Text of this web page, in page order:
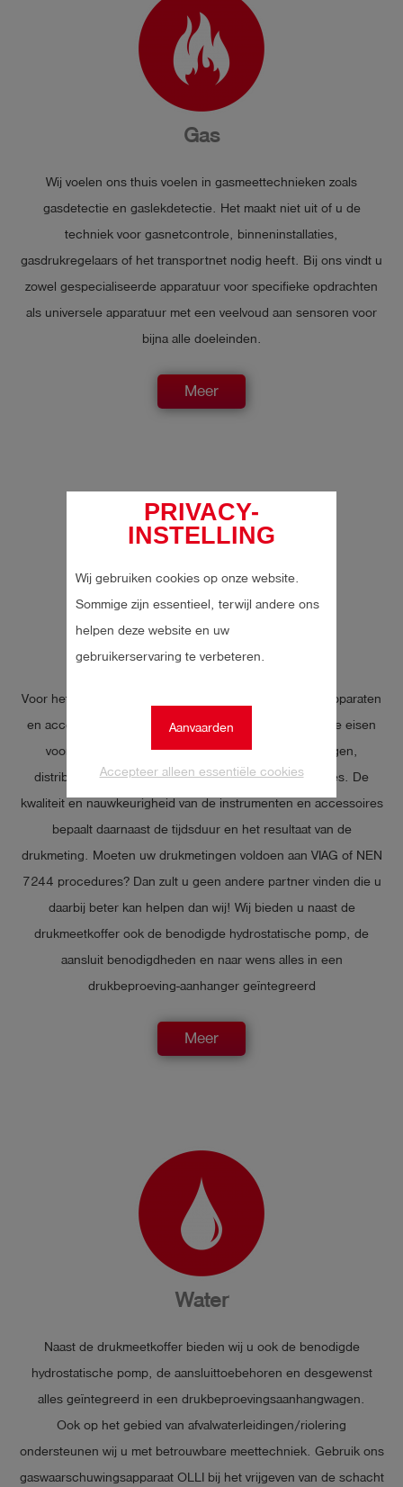
PRIVACY-
INSTELLING
Wij gebruiken cookies op onze website.
Sommige zijn essentieel, terwijl andere ons
helpen deze website en uw
gebruikerservaring te verbeteren.
Aanvaarden
Accepteer alleen essentiële cookies
Gas
Wij voelen ons thuis voelen in gasmeettechnieken zoals
gasdetectie en gaslekdetectie. Het maakt niet uit of u de
techniek voor gasnetcontrole, binneninstallaties,
gasdrukregelaars of het transportnet nodig heeft. Bij ons vindt u
zowel gespecialiseerde apparatuur voor specifieke opdrachten
als universele apparatuur met een veelvoud aan sensoren voor
bijna alle doeleinden.
Meer
Druk
Voor het uitvoeren van drukmetingen zijn diverse meetapparaten
en accessoires beschikbaar. Ze moeten voldoen aan de eisen
voor inzetbaarheid in gasinstallaties, transportleidingen,
distributieleidingen, aansluitleidingen en huisinstallaties. De
kwaliteit en nauwkeurigheid van de instrumenten en accessoires
bepaalt daarnaast de tijdsduur en het resultaat van de
drukmeting. Moeten uw drukmetingen voldoen aan VIAG of NEN
7244 procedures? Dan zult u geen andere partner vinden die u
daarbij beter kan helpen dan wij! Wij bieden u naast de
drukmeetkoffer ook de benodigde hydrostatische pomp, de
aansluit benodigdheden en naar wens alles in een
drukbeproeving-aanhanger geïntegreerd
Meer
Water
Naast de drukmeetkoffer bieden wij u ook de benodigde
hydrostatische pomp, de aansluittoebehoren en desgewenst
alles geïntegreerd in een drukbeproevingsaanhangwagen.
Ook op het gebied van afvalwaterleidingen/riolering
ondersteunen wij u met betrouwbare meettechniek. Gebruik ons
gaswaarschuwingsapparaat OLLI bij het vrijgeven van de schacht